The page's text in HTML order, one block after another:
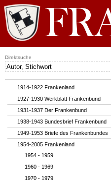
1914-1922 Frankenland
1927-1930 Werkblatt Frankenbund
1931-1937 Der Frankenbund
1938-1943 Bundesbrief Frankenbund
1949-1953 Briefe des Frankenbundes
1954-2005 Frankenland
1954 - 1959
1960 - 1969
1970 - 1979
Direktsuche